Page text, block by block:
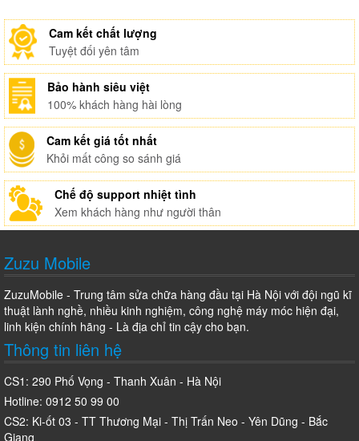
Cam kết chất lượng
Tuyệt đối yên tâm
Bảo hành siêu việt
100% khách hàng hài lòng
Cam kết giá tốt nhất
Khỏi mất công so sánh giá
Chế độ support nhiệt tình
Xem khách hàng như người thân
Zuzu Mobile
ZuzuMobile - Trung tâm sửa chữa hàng đầu tại Hà Nội với đội ngũ kĩ
thuật lành nghề, nhiều kinh nghiệm, công nghệ máy móc hiện đại,
linh kiện chính hãng - Là địa chỉ tin cậy cho bạn.
Thông tin liên hệ
CS1: 290 Phố Vọng - Thanh Xuân - Hà Nội
Hotline: 0912 50 99 00
CS2: Ki-ốt 03 - TT Thương Mại - Thị Trấn Neo - Yên Dũng - Bắc
Giang